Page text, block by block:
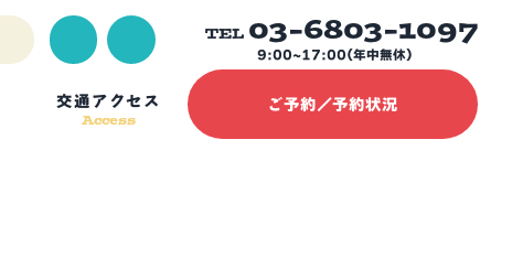
TEL 03-6803-1097
9:00~17:00(年中無休)
交通アクセス
Access
ご予約／予約状況